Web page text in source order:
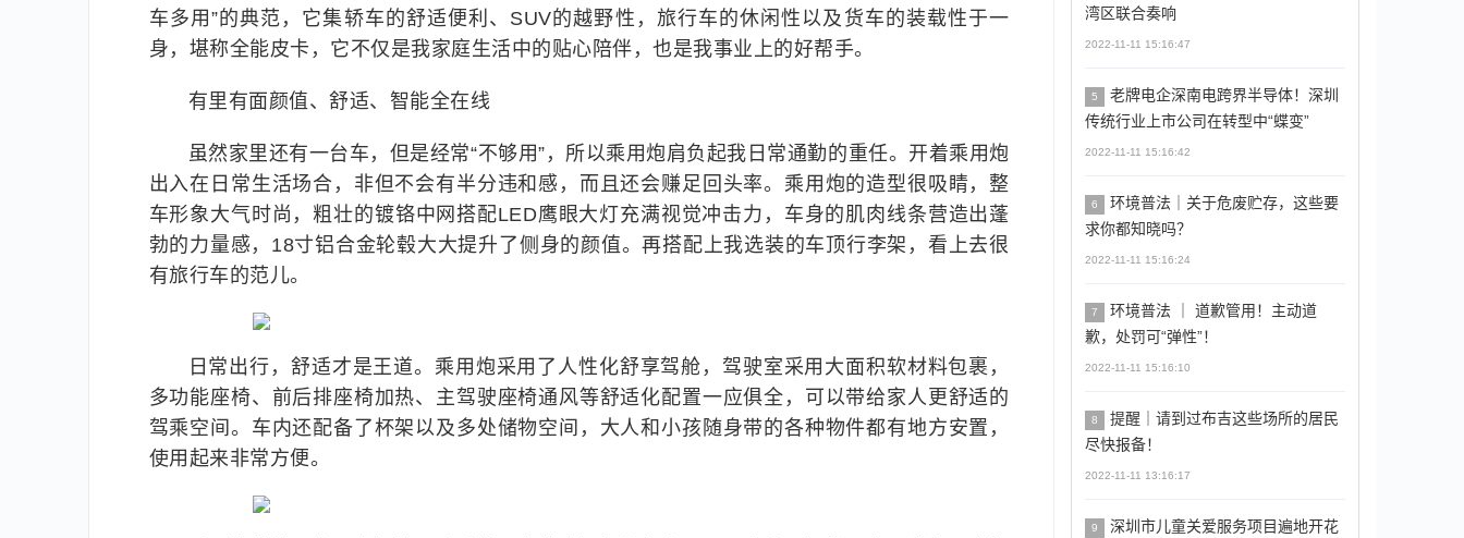
车多用”的典范，它集轿车的舒适便利、SUV的越野性，旅行车的休闲性以及货车的装载性于一
身，堪称全能皮卡，它不仅是我家庭生活中的贴心陪伴，也是我事业上的好帮手。
有里有面颜值、舒适、智能全在线
虽然家里还有一台车，但是经常“不够用”，所以乘用炮肩负起我日常通勤的重任。开着乘用炮
出入在日常生活场合，非但不会有半分违和感，而且还会赚足回头率。乘用炮的造型很吸睛，整
车形象大气时尚，粗壮的镀铬中网搭配LED鹰眼大灯充满视觉冲击力，车身的肌肉线条营造出蓬
勃的力量感，18寸铝合金轮毂大大提升了侧身的颜值。再搭配上我选装的车顶行李架，看上去很
有旅行车的范儿。
日常出行，舒适才是王道。乘用炮采用了人性化舒享驾舱，驾驶室采用大面积软材料包裹，
多功能座椅、前后排座椅加热、主驾驶座椅通风等舒适化配置一应俱全，可以带给家人更舒适的
驾乘空间。车内还配备了杯架以及多处储物空间，大人和小孩随身带的各种物件都有地方安置，
使用起来非常方便。
湾区联合奏响
2022-11-11 15:16:47
5
老牌电企深南电跨界半导体！深圳
传统行业上市公司在转型中“蝶变”
2022-11-11 15:16:42
6
环境普法｜关于危废贮存，这些要
求你都知晓吗？
2022-11-11 15:16:24
7
环境普法 ｜ 道歉管用！主动道
歉，处罚可“弹性”！
2022-11-11 15:16:10
8
提醒｜请到过布吉这些场所的居民
尽快报备！
2022-11-11 13:16:17
9 深圳市儿童关爱服务项目遍地开花